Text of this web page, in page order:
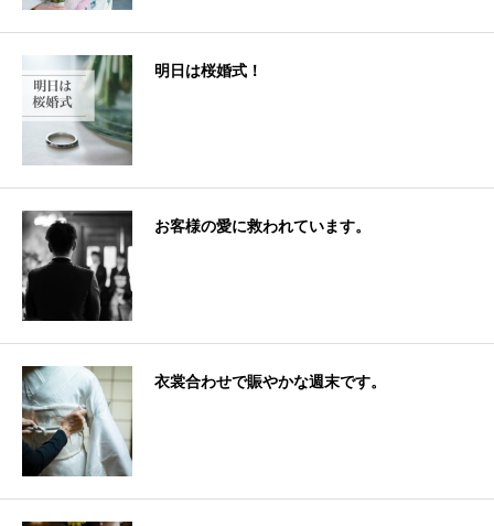
明日は桜婚式！
お客様の愛に救われています。
衣裳合わせで賑やかな週末です。